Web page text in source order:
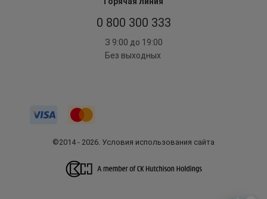
0 800 300 333
З 9:00 до 19:00
Без выходных
©2014 - 2026. Условия использования сайта